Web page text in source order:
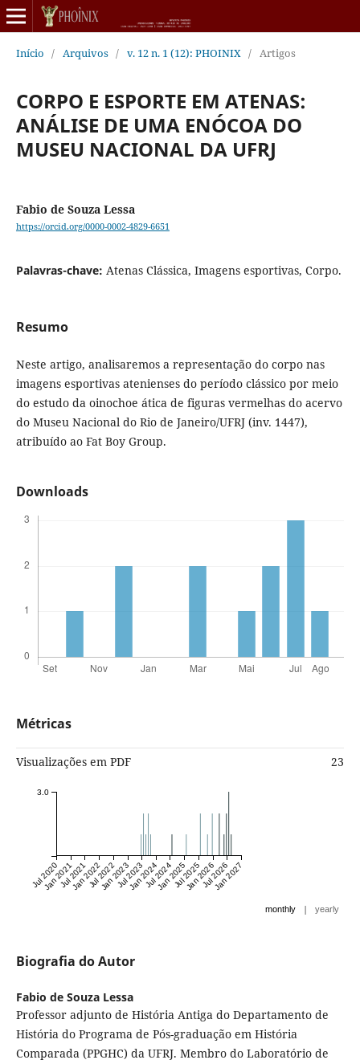
Início / Arquivos / v. 12 n. 1 (12): PHOINIX / Artigos
CORPO E ESPORTE EM ATENAS:
ANÁLISE DE UMA ENÓCOA DO
MUSEU NACIONAL DA UFRJ
Fabio de Souza Lessa
https://orcid.org/0000-0002-4829-6651
Palavras-chave: Atenas Clássica, Imagens esportivas, Corpo.
Resumo
Neste artigo, analisaremos a representação do corpo nas
imagens esportivas atenienses do período clássico por meio
do estudo da oinochoe ática de figuras vermelhas do acervo
do Museu Nacional do Rio de Janeiro/UFRJ (inv. 1447),
atribuído ao Fat Boy Group.
Downloads
Métricas
Visualizações em PDF 23
Jul 2020
Jan 2021Jul 2021
Jan 2022Jul 2022
Jan 2023Jul 2023
Jan 2024Jul 2024
Jan 2025Jul 2025
Jan 2026Jul 2026
Jan 2027
3.0
monthly | yearly
Biografia do Autor
Fabio de Souza Lessa
Professor adjunto de História Antiga do Departamento de
História do Programa de Pós-graduação em História
Comparada (PPGHC) da UFRJ. Membro do Laboratório de